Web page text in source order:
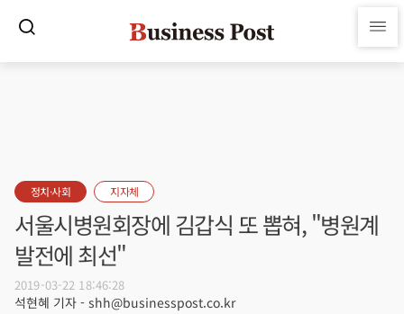
정치·사회 지자체
서울시병원회장에 김갑식 또 뽑혀, "병원계
발전에 최선"
2019-03-22 18:46:28
석현혜 기자 - shh@businesspost.co.kr